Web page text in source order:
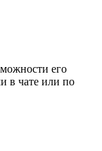
его
в чате или по